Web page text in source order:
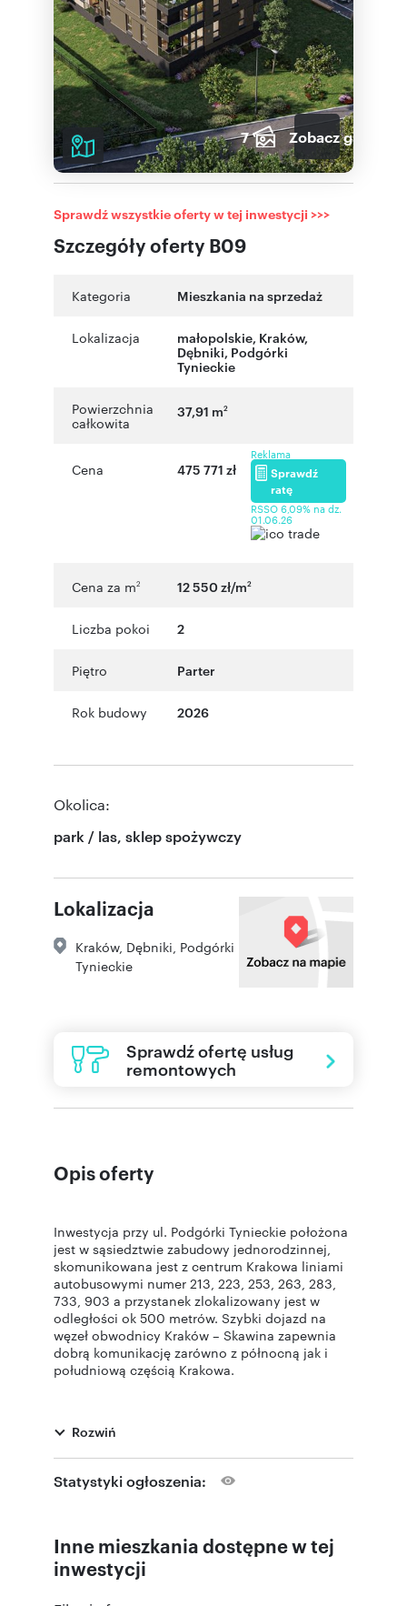
7 Zobacz galerię
Szczegóły oferty B09
Sprawdź wszystkie oferty w tej inwestycji >>>
Kategoria Mieszkania na sprzedaż
Lokalizacja małopolskie, Kraków,
Dębniki, Podgórki
Tynieckie
Powierzchnia
całkowita
37,91 m2
Cena 475 771 zł
Reklama
Sprawdź
ratę
RSSO 6,09% na dz.
01.06.26
Cena za m2 12 550 zł/m2
Liczba pokoi 2
Piętro Parter
Rok budowy 2026
Okolica:
park / las, sklep spożywczy
Lokalizacja
Kraków, Dębniki Podgórki
Tynieckie
Sprawdź ofertę usług
remontowych
Opis oferty
Inwestycja przy ul. Podgórki Tynieckie położona
jest w sąsiedztwie zabudowy jednorodzinnej,
skomunikowana jest z centrum Krakowa liniami
autobusowymi numer 213, 223, 253, 263, 283,
733, 903 a przystanek zlokalizowany jest w
odległości ok 500 metrów. Szybki dojazd na
węzeł obwodnicy Kraków – Skawina zapewnia
dobrą komunikację zarówno z północną jak i
południową częścią Krakowa.
spożywcze, KFC, paczkomat. Dodatkowo liczne
ścieżki rowerowe, spacerowe zlokalizowane w
Lesie Tynieckim pozwalają na aktywny
wypoczynek.
Pierwszy etap inwestycji składa się z 50
mieszkań o powierzchni od 37 m2 do 74 m2.
Wszystkie mieszkania posiadają balkony.
Rozwiń
Statystyki ogłoszenia:
Inne mieszkania dostępne w tej
inwestycji